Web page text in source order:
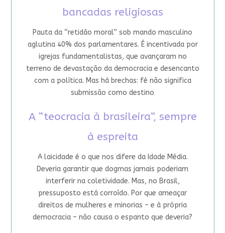
bancadas religiosas
Pauta da “retidão moral” sob mando masculino
aglutina 40% dos parlamentares. É incentivada por
igrejas fundamentalistas, que avançaram no
terreno de devastação da democracia e desencanto
com a política. Mas há brechas: fé não significa
submissão como destino
A “teocracia à brasileira”, sempre
à espreita
A laicidade é o que nos difere da Idade Média.
Deveria garantir que dogmas jamais poderiam
interferir na coletividade. Mas, no Brasil,
pressuposto está corroído. Por que ameaçar
direitos de mulheres e minorias – e à própria
democracia – não causa o espanto que deveria?